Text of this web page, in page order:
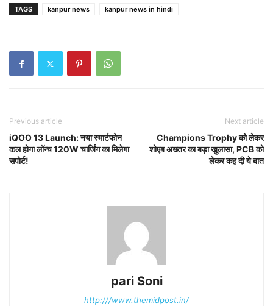
TAGS kanpur news kanpur news in hindi
Previous article
iQOO 13 Launch: नया स्मार्टफोन
कल होगा लॉन्च 120W चार्जिंग का मिलेगा
सपोर्ट!
Next article
Champions Trophy को लेकर
शोएब अख्तर का बड़ा खुलासा, PCB को
लेकर कह दी ये बात
pari Soni
http:///www.themidpost.in/